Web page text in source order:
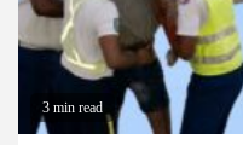
3 min read